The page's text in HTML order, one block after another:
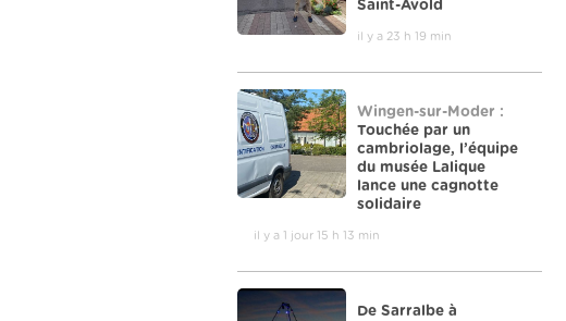
Saint-Avold
il y a 23 h 19 min
Wingen-sur-Moder :
Touchée par un
cambriolage, l’équipe
du musée Lalique
lance une cagnotte
solidaire
il y a 1 jour 15 h 13 min
De Sarralbe à